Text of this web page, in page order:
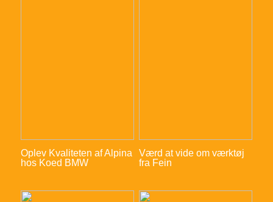
Oplev Kvaliteten af Alpina
hos Koed BMW
Værd at vide om værktøj
fra Fein